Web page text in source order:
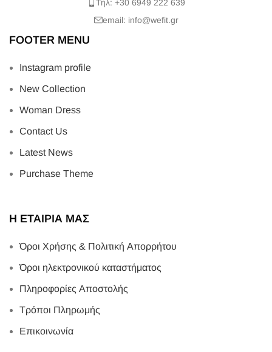
Τηλ: +30 6949 222 639
email: info@wefit.gr
FOOTER MENU
Instagram profile
New Collection
Woman Dress
Contact Us
Latest News
Purchase Theme
Η ΕΤΑΙΡΙΑ ΜΑΣ
Όροι Χρήσης & Πολιτική Απορρήτου
Όροι ηλεκτρονικού καταστήματος
Πληροφορίες Αποστολής
Τρόποι Πληρωμής
Επικοινωνία